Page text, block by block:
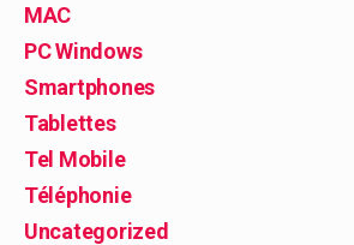
MAC
PC Windows
Smartphones
Tablettes
Tel Mobile
Téléphonie
Uncategorized